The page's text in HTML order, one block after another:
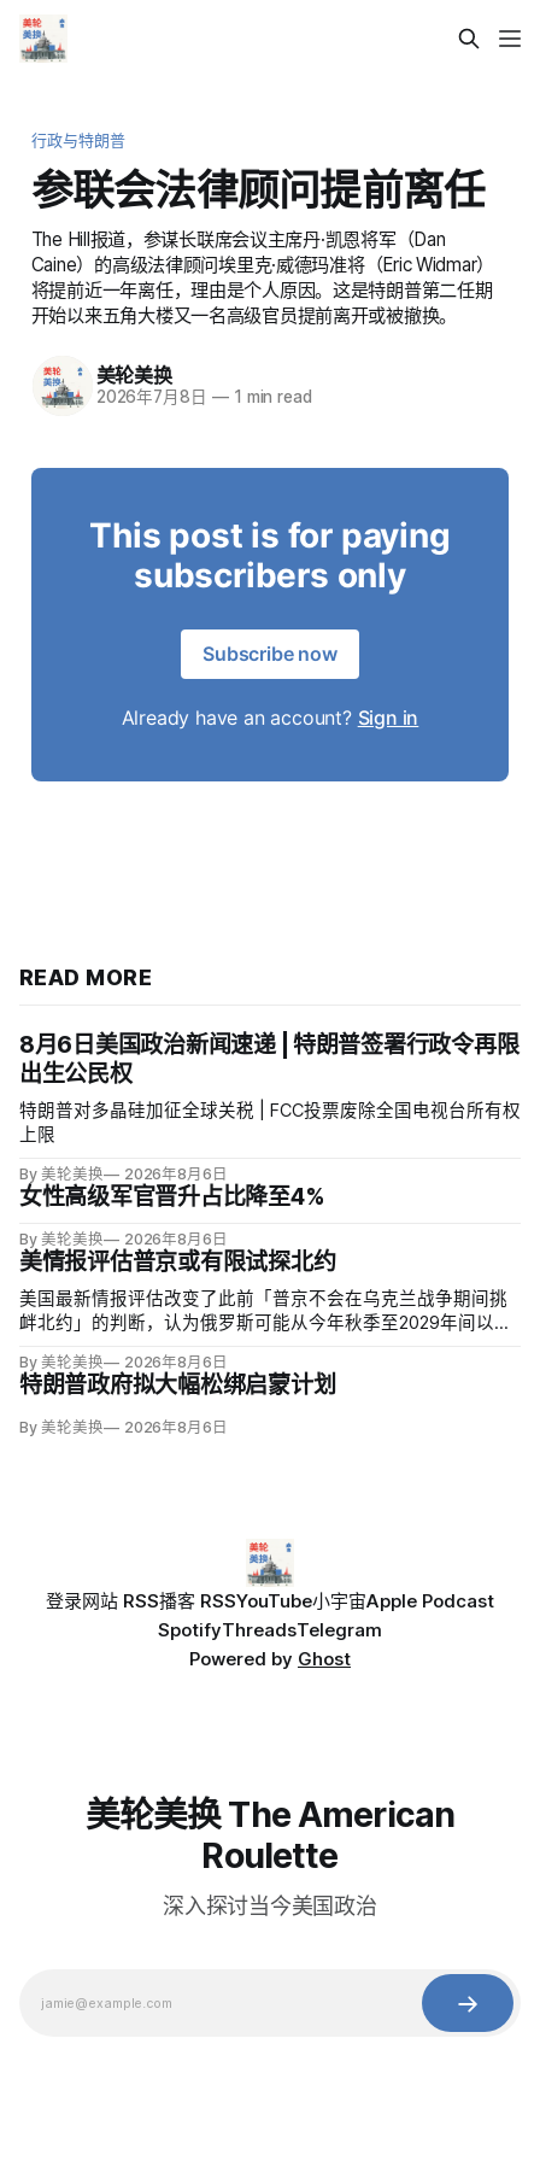
行政与特朗普
参联会法律顾问提前离任
The Hill报道，参谋长联席会议主席丹·凯恩将军（Dan
Caine）的高级法律顾问埃里克·威德玛准将（Eric Widmar）
将提前近一年离任，理由是个人原因。这是特朗普第二任期
开始以来五角大楼又一名高级官员提前离开或被撤换。
美轮美换
2026年7月8日 —1 min read
This post is for paying
subscribers only
Subscribe now
Already have an account? Sign in
READ MORE
8月6日美国政治新闻速递 | 特朗普签署行政令再限
出生公民权
特朗普对多晶硅加征全球关税 | FCC投票废除全国电视台所有权
上限
By 美轮美换 2026年8月6日
女性高级军官晋升占比降至4%
By 美轮美换 2026年8月6日
美情报评估普京或有限试探北约
美国最新情报评估改变了此前「普京不会在乌克兰战争期间挑
衅北约」的判断，认为俄罗斯可能从今年秋季至2029年间以网
限陆地入侵仍属低概率，但风险随时间上升；俄军导弹落入波
兰、无人机进入罗马尼亚已被视为前兆。
By 美轮美换 2026年8月6日
特朗普政府拟大幅松绑启蒙计划
By 美轮美换 2026年8月6日
登录网站 RSS播客 RSSYouTube小宇宙Apple Podcast
SpotifyThreadsTelegram
Powered by Ghost
美轮美换 The American
Roulette
深入探讨当今美国政治